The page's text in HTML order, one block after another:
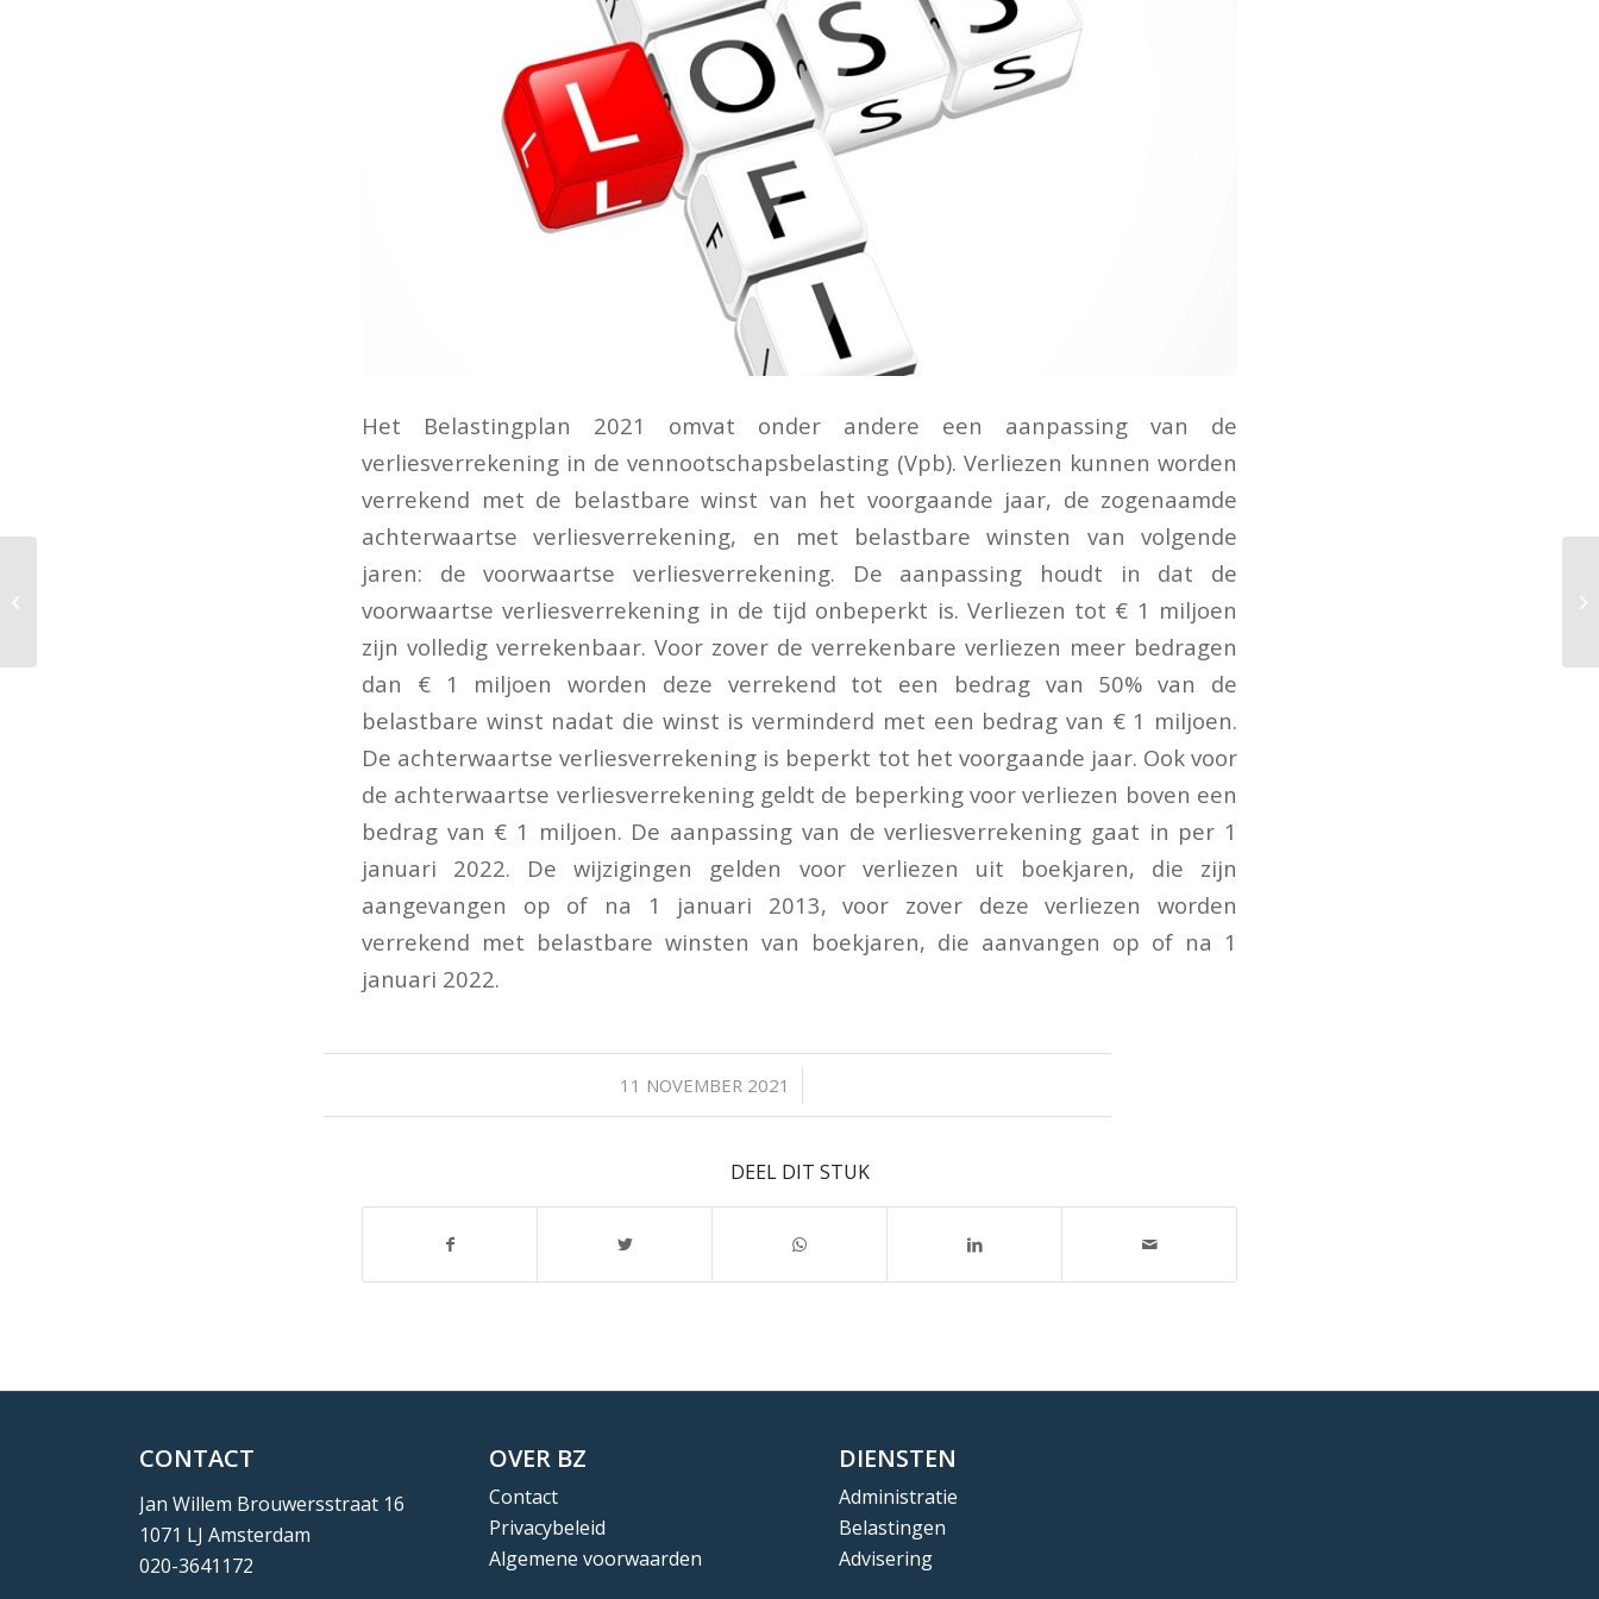
Het Belastingplan 2021 omvat onder andere een aanpassing van de
verliesverrekening in de vennootschapsbelasting (Vpb). Verliezen kunnen worden
verrekend met de belastbare winst van het voorgaande jaar, de zogenaamde
achterwaartse verliesverrekening, en met belastbare winsten van volgende
jaren: de voorwaartse verliesverrekening. De aanpassing houdt in dat de
voorwaartse verliesverrekening in de tijd onbeperkt is. Verliezen tot € 1 miljoen
zijn volledig verrekenbaar. Voor zover de verrekenbare verliezen meer bedragen
dan € 1 miljoen worden deze verrekend tot een bedrag van 50% van de
belastbare winst nadat die winst is verminderd met een bedrag van € 1 miljoen.
De achterwaartse verliesverrekening is beperkt tot het voorgaande jaar. Ook voor
de achterwaartse verliesverrekening geldt de beperking voor verliezen boven een
bedrag van € 1 miljoen. De aanpassing van de verliesverrekening gaat in per 1
januari 2022. De wijzigingen gelden voor verliezen uit boekjaren, die zijn
aangevangen op of na 1 januari 2013, voor zover deze verliezen worden
verrekend met belastbare winsten van boekjaren, die aanvangen op of na 1
januari 2022.
11 NOVEMBER 2021
/
DEEL DIT STUK
CONTACT
Jan Willem Brouwersstraat 16
1071 LJ Amsterdam
020-3641172
OVER BZ
Contact
Privacybeleid
Algemene voorwaarden
DIENSTEN
Administratie
Belastingen
Advisering